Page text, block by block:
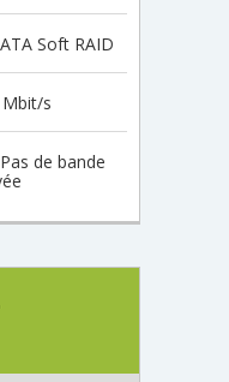
Soft RAID
Mbit/s
de bande